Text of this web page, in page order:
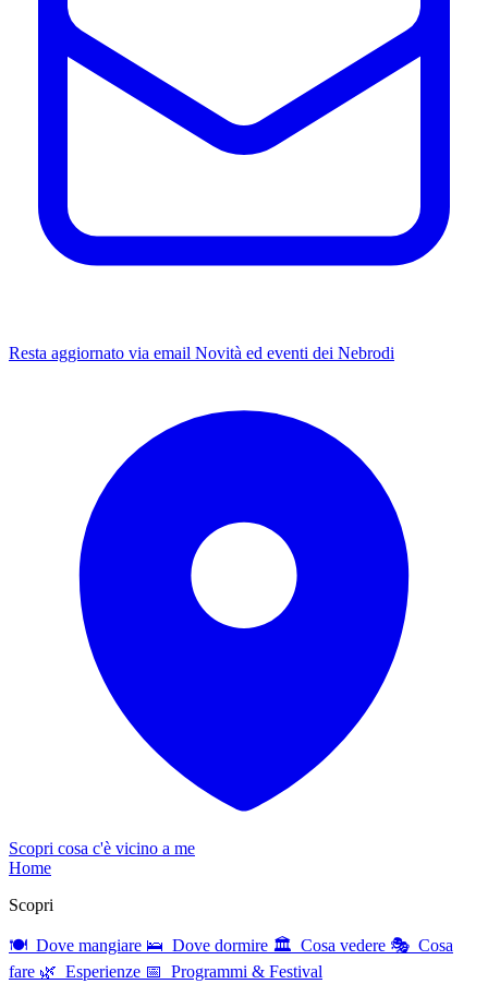
Resta aggiornato via email Novità ed eventi dei Nebrodi
Scopri cosa c'è vicino a me
Home
Scopri
🍽 Dove mangiare 🛌 Dove dormire 🏛 Cosa vedere 🎭 Cosa
fare 🌿 Esperienze 📅 Programmi & Festival